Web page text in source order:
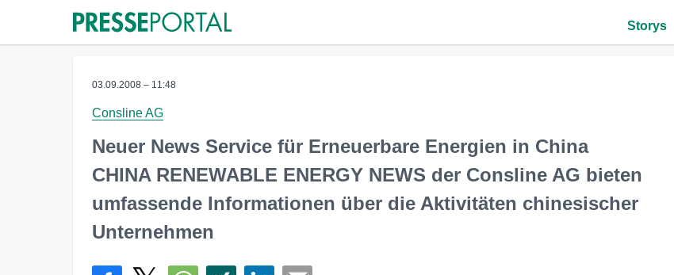
Storys
03.09.2008 – 11:48
Consline AG
Neuer News Service für Erneuerbare Energien in China
CHINA RENEWABLE ENERGY NEWS der Consline AG bieten
umfassende Informationen über die Aktivitäten chinesischer
Unternehmen